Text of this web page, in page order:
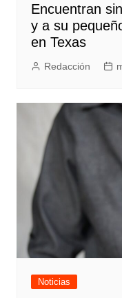
Encuentran
y a su
en Texas
Redacción
Noticias